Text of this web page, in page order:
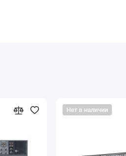
Нет в наличии